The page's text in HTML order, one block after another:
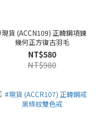
貨 (ACCN109) 正韓鋼項鍊
幾何正方復古羽毛
NT$580
NT$980